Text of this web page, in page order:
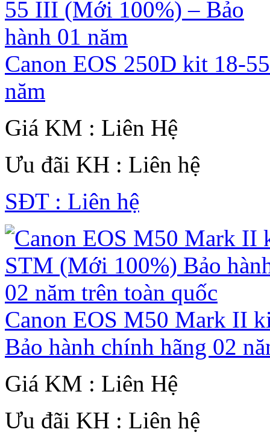
Canon EOS 250D kit 18-
năm
Giá KM : Liên Hệ
Ưu đãi KH : Liên hệ
SĐT : Liên hệ
Canon EOS M50 Mark II
Bảo hành chính hãng 02
Giá KM : Liên Hệ
Ưu đãi KH : Liên hệ